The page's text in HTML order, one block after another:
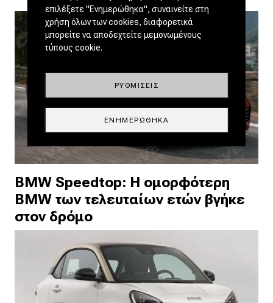
BMW Speedtop: Η ομορφότερη
BMW των τελευταίων ετών βγήκε
στον δρόμο
επιλέξετε "Ενημερώθηκα", συναινείτε στη
χρήση όλων των cookies, διαφορετικά
μπορείτε να αποδεχτείτε μεμονωμένους
τύπους cookie.
ΡΥΘΜΊΣΕΙΣ
ΕΝΗΜΕΡΏΘΗΚΑ